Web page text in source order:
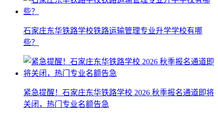
石家庄东华铁路学校铁路运输管理专业升学学校有哪
些？
紧急提醒！石家庄东华铁路学校 2026 秋季报名通道即将
关闭，热门专业名额告急